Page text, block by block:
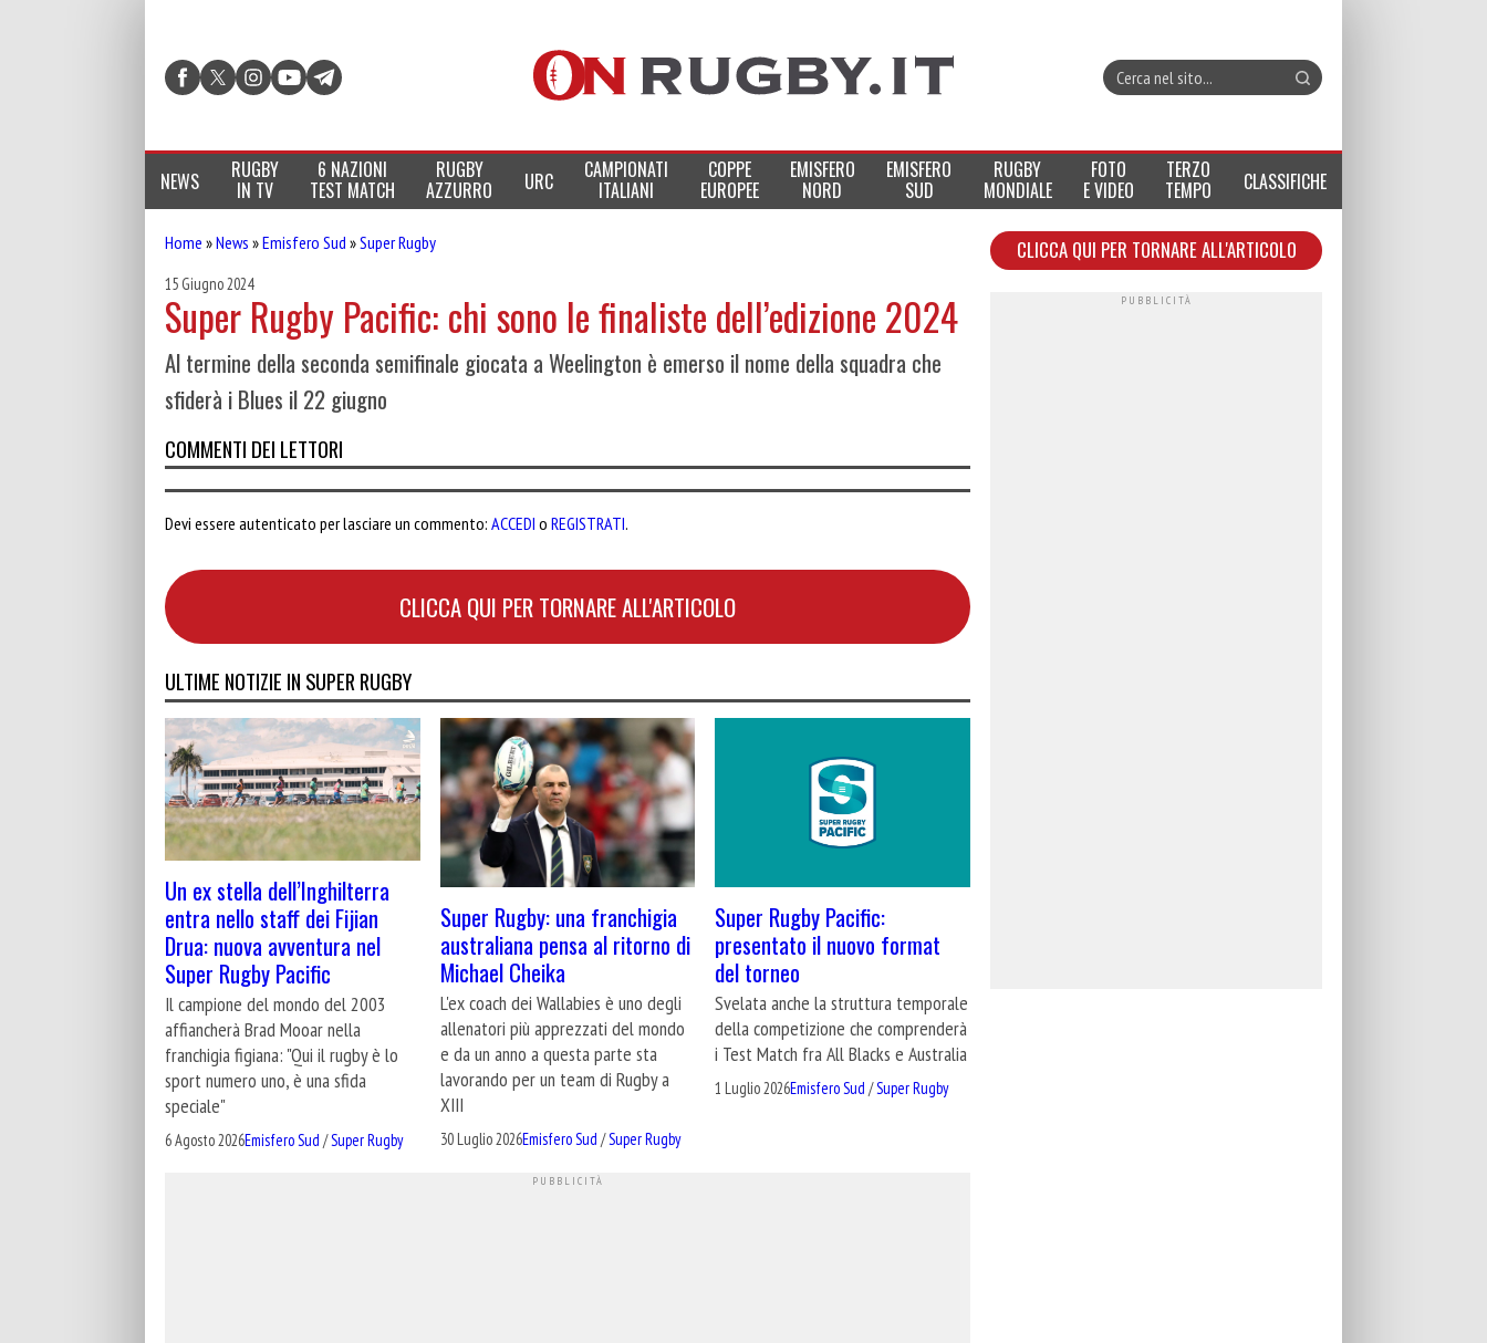
NEWS RUGBY
IN TV
6 NAZIONI
TEST MATCH
RUGBY
AZZURRO URC CAMPIONATI
ITALIANI
COPPE
EUROPEE
EMISFERO
NORD
EMISFERO
SUD
RUGBY
MONDIALE
FOTO
E VIDEO
TERZO
TEMPO CLASSIFICHE
Home »News »Emisfero Sud »Super Rugby
15 Giugno 2024
Super Rugby Pacific: chi sono le finaliste dell’edizione 2024
Al termine della seconda semifinale giocata a Weelington è emerso il nome della squadra che
sfiderà i Blues il 22 giugno
COMMENTI DEI LETTORI
Devi essere autenticato per lasciare un commento: ACCEDI o REGISTRATI.
CLICCA QUI PER TORNARE ALL'ARTICOLO
ULTIME NOTIZIE IN SUPER RUGBY
Un ex stella dell’Inghilterra
entra nello staff dei Fijian
Drua: nuova avventura nel
Super Rugby Pacific
Il campione del mondo del 2003
affiancherà Brad Mooar nella
franchigia figiana: "Qui il rugby è lo
sport numero uno, è una sfida
speciale"
6 Agosto 2026Emisfero Sud /Super Rugby
Super Rugby: una franchigia
australiana pensa al ritorno di
Michael Cheika
L'ex coach dei Wallabies è uno degli
allenatori più apprezzati del mondo
e da un anno a questa parte sta
lavorando per un team di Rugby a
XIII
30 Luglio 2026Emisfero Sud /Super Rugby
Super Rugby Pacific:
presentato il nuovo format
del torneo
Svelata anche la struttura temporale
della competizione che comprenderà
i Test Match fra All Blacks e Australia
1 Luglio 2026Emisfero Sud /Super Rugby
CLICCA QUI PER TORNARE ALL'ARTICOLO